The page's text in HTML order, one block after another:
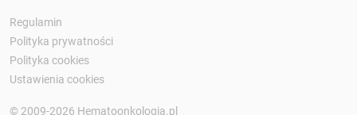
Regulamin
Polityka prywatności
Polityka cookies
Ustawienia cookies
© 2009-2026 Hematoonkologia.pl